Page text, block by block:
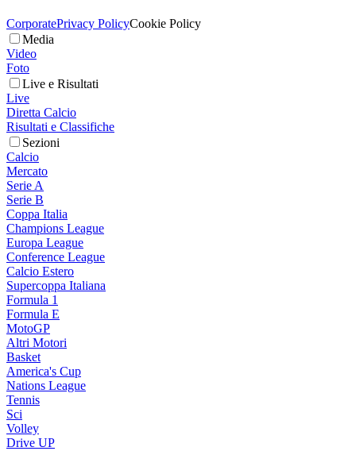
CorporatePrivacy PolicyCookie Policy
Media
Video
Foto
Live e Risultati
Live
Diretta Calcio
Risultati e Classifiche
Sezioni
Calcio
Mercato
Serie A
Serie B
Coppa Italia
Champions League
Europa League
Conference League
Calcio Estero
Supercoppa Italiana
Formula 1
Formula E
MotoGP
Altri Motori
Basket
America's Cup
Nations League
Tennis
Sci
Volley
Drive UP